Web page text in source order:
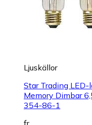
Ljuskällor
Star Trading
Memory Dimbar
354-86-1